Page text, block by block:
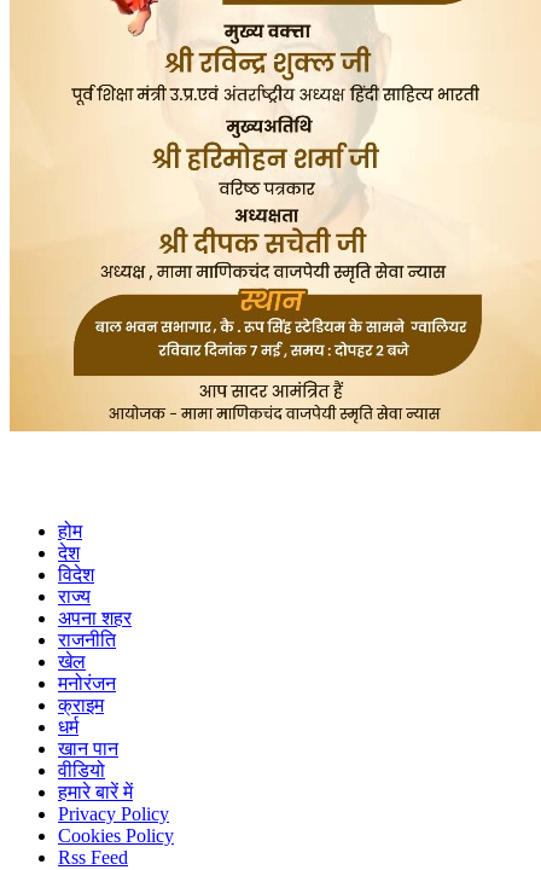
होम
देश
विदेश
राज्य
अपना शहर
राजनीति
खेल
मनोरंजन
क्राइम
धर्म
खान पान
वीडियो
हमारे बारें में
Privacy Policy
Cookies Policy
Rss Feed